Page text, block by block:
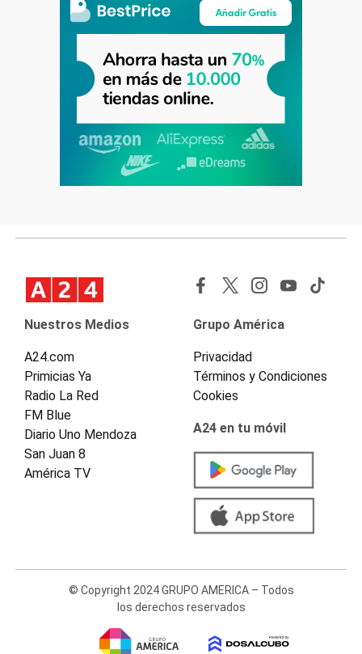
Nuestros Medios
A24.com
Primicias Ya
Radio La Red
FM Blue
Diario Uno Mendoza
San Juan 8
América TV
Grupo América
Privacidad
Términos y Condiciones
Cookies
A24 en tu móvil
© Copyright 2024 GRUPO AMERICA – Todos
los derechos reservados